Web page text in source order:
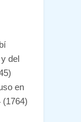
del
en
(1764)